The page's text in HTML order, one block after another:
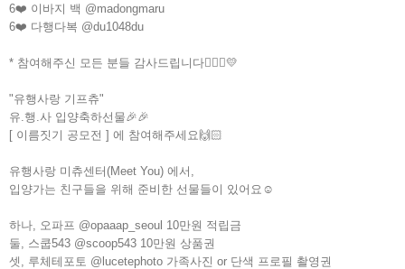
6❤️ 이바지 백 @madongmaru
6❤️ 다행다복 @du1048du
* 참여해주신 모든 분들 감사드립니다🙇🏻‍♀️💛
"유행사랑 기프츄" ⠀⠀⠀⠀⠀⠀⠀⠀⠀⠀⠀⠀⠀⠀⠀
유.행.사 입양축하선물🎉🎉
[ 이름짓기 공모전 ] 에 참여해주세요🙌🏻
유행사랑 미츄센터(Meet You) 에서,
입양가는 친구들을 위해 준비한 선물들이 있어요☺️
하나, 오파프 @opaaap_seoul 10만원 적립금
둘, 스쿱543 @scoop543 10만원 상품권
셋, 루체테포토 @lucetephoto 가족사진 or 단색 프로필 촬영권